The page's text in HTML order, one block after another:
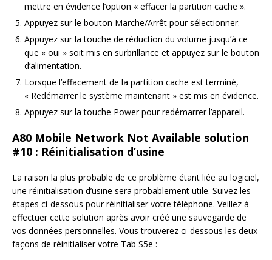
mettre en évidence l’option « effacer la partition cache ».
Appuyez sur le bouton Marche/Arrêt pour sélectionner.
Appuyez sur la touche de réduction du volume jusqu’à ce
que « oui » soit mis en surbrillance et appuyez sur le bouton
d’alimentation.
Lorsque l’effacement de la partition cache est terminé,
« Redémarrer le système maintenant » est mis en évidence.
Appuyez sur la touche Power pour redémarrer l’appareil.
A80 Mobile Network Not Available solution
#10 : Réinitialisation d’usine
La raison la plus probable de ce problème étant liée au logiciel,
une réinitialisation d’usine sera probablement utile. Suivez les
étapes ci-dessous pour réinitialiser votre téléphone. Veillez à
effectuer cette solution après avoir créé une sauvegarde de
vos données personnelles. Vous trouverez ci-dessous les deux
façons de réinitialiser votre Tab S5e :